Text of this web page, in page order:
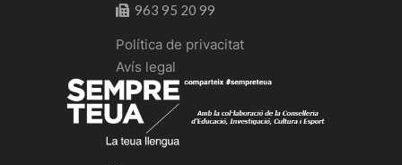
963 95 20 99
Política de privacitat
Avís legal